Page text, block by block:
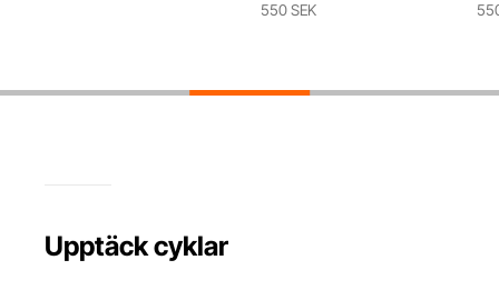
550 SEK
Upptäck cyklar